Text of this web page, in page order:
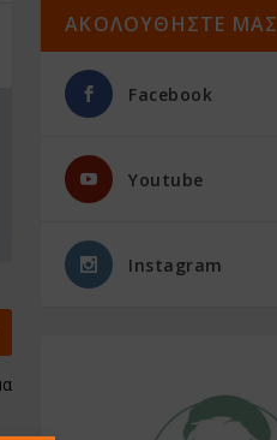
ΑΚΟΛΟΥΘΗΣΤΕ ΜΑΣ
Facebook
Youtube
Instagram